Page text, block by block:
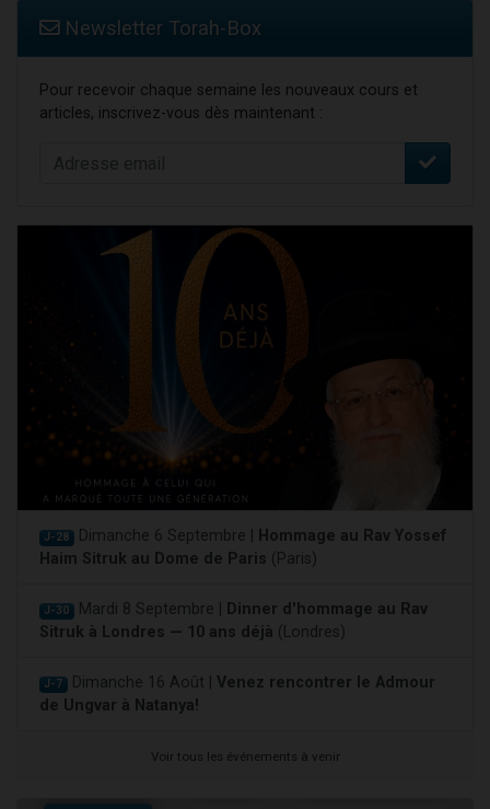
Newsletter Torah-Box
Pour recevoir chaque semaine les nouveaux cours et
articles, inscrivez-vous dès maintenant :
J-28 Dimanche 6 Septembre |
Hommage au Rav Yossef
Haim Sitruk au Dome de Paris (Paris)
J-30 Mardi 8 Septembre |
Dinner d'hommage au Rav
Sitruk à Londres — 10 ans déjà (Londres)
J-7 Dimanche 16 Août | Venez rencontrer le Admour
de Ungvar à Natanya!
Voir tous les événements à venir